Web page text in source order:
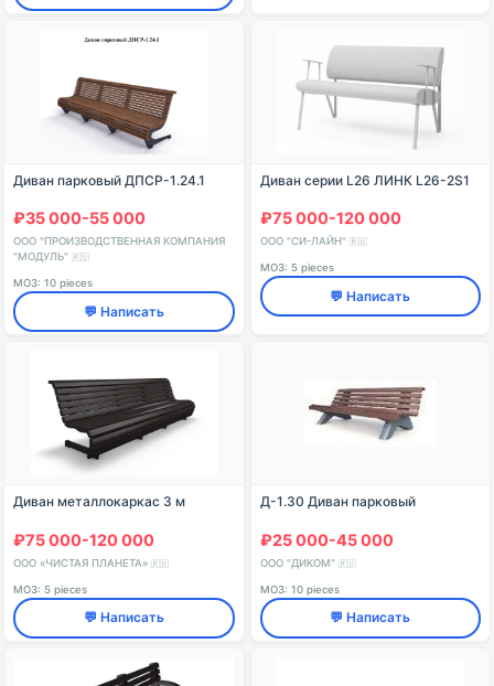
Диван парковый ДПСР-1.24.1
₽35 000-55 000
ООО "ПРОИЗВОДСТВЕННАЯ КОМПАНИЯ
"МОДУЛЬ"
🇷🇺
МОЗ: 10 pieces
💬 Написать
Диван серии L26 ЛИНК L26-2S1
₽75 000-120 000
ООО "СИ-ЛАЙН" 🇷🇺
МОЗ: 5 pieces
💬 Написать
Диван металлокаркас 3 м
₽75 000-120 000
ООО «ЧИСТАЯ ПЛАНЕТА» 🇷🇺
МОЗ: 5 pieces
💬 Написать
Д-1.30 Диван парковый
₽25 000-45 000
ООО "ДИКОМ" 🇷🇺
МОЗ: 10 pieces
💬 Написать